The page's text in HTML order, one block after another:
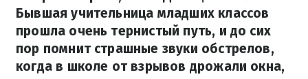
Бывшая учительница младших классов
прошла очень тернистый путь, и до сих
пор помнит страшные звуки обстрелов,
когда в школе от взрывов дрожали окна,